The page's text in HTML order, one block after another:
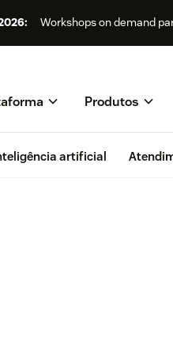
Workshops on demand
Produtos
artificial